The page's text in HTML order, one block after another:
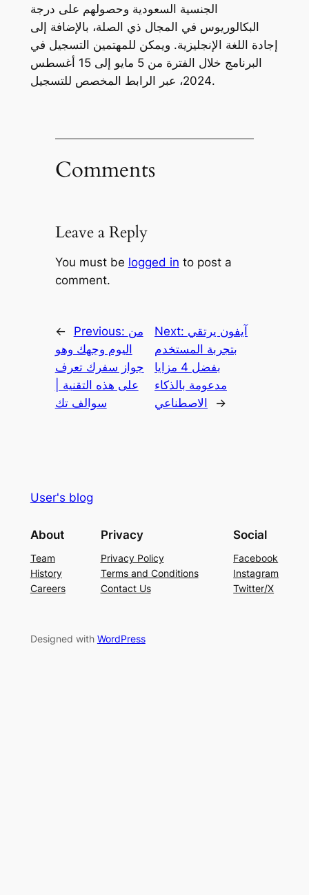
الجنسية السعودية وحصولهم على درجة
البكالوريوس في المجال ذي الصلة، بالإضافة إلى
إجادة اللغة الإنجليزية. ويمكن للمهتمين التسجيل في
البرنامج خلال الفترة من 5 مايو إلى 15 أغسطس
2024، عبر الرابط المخصص للتسجيل.
Comments
Leave a Reply
You must be logged in to post a
comment.
← Previous: من
اليوم وجهك وهو
جواز سفرك تعرف
على هذه التقنية |
سوالف تك
Next: آيفون يرتقي
بتجربة المستخدم
بفضل 4 مزايا
مدعومة بالذكاء
الاصطناعي
→
User's blog
About
Team
History
Careers
Privacy
Privacy Policy
Terms and Conditions
Contact Us
Social
Facebook
Instagram
Twitter/X
Designed with WordPress